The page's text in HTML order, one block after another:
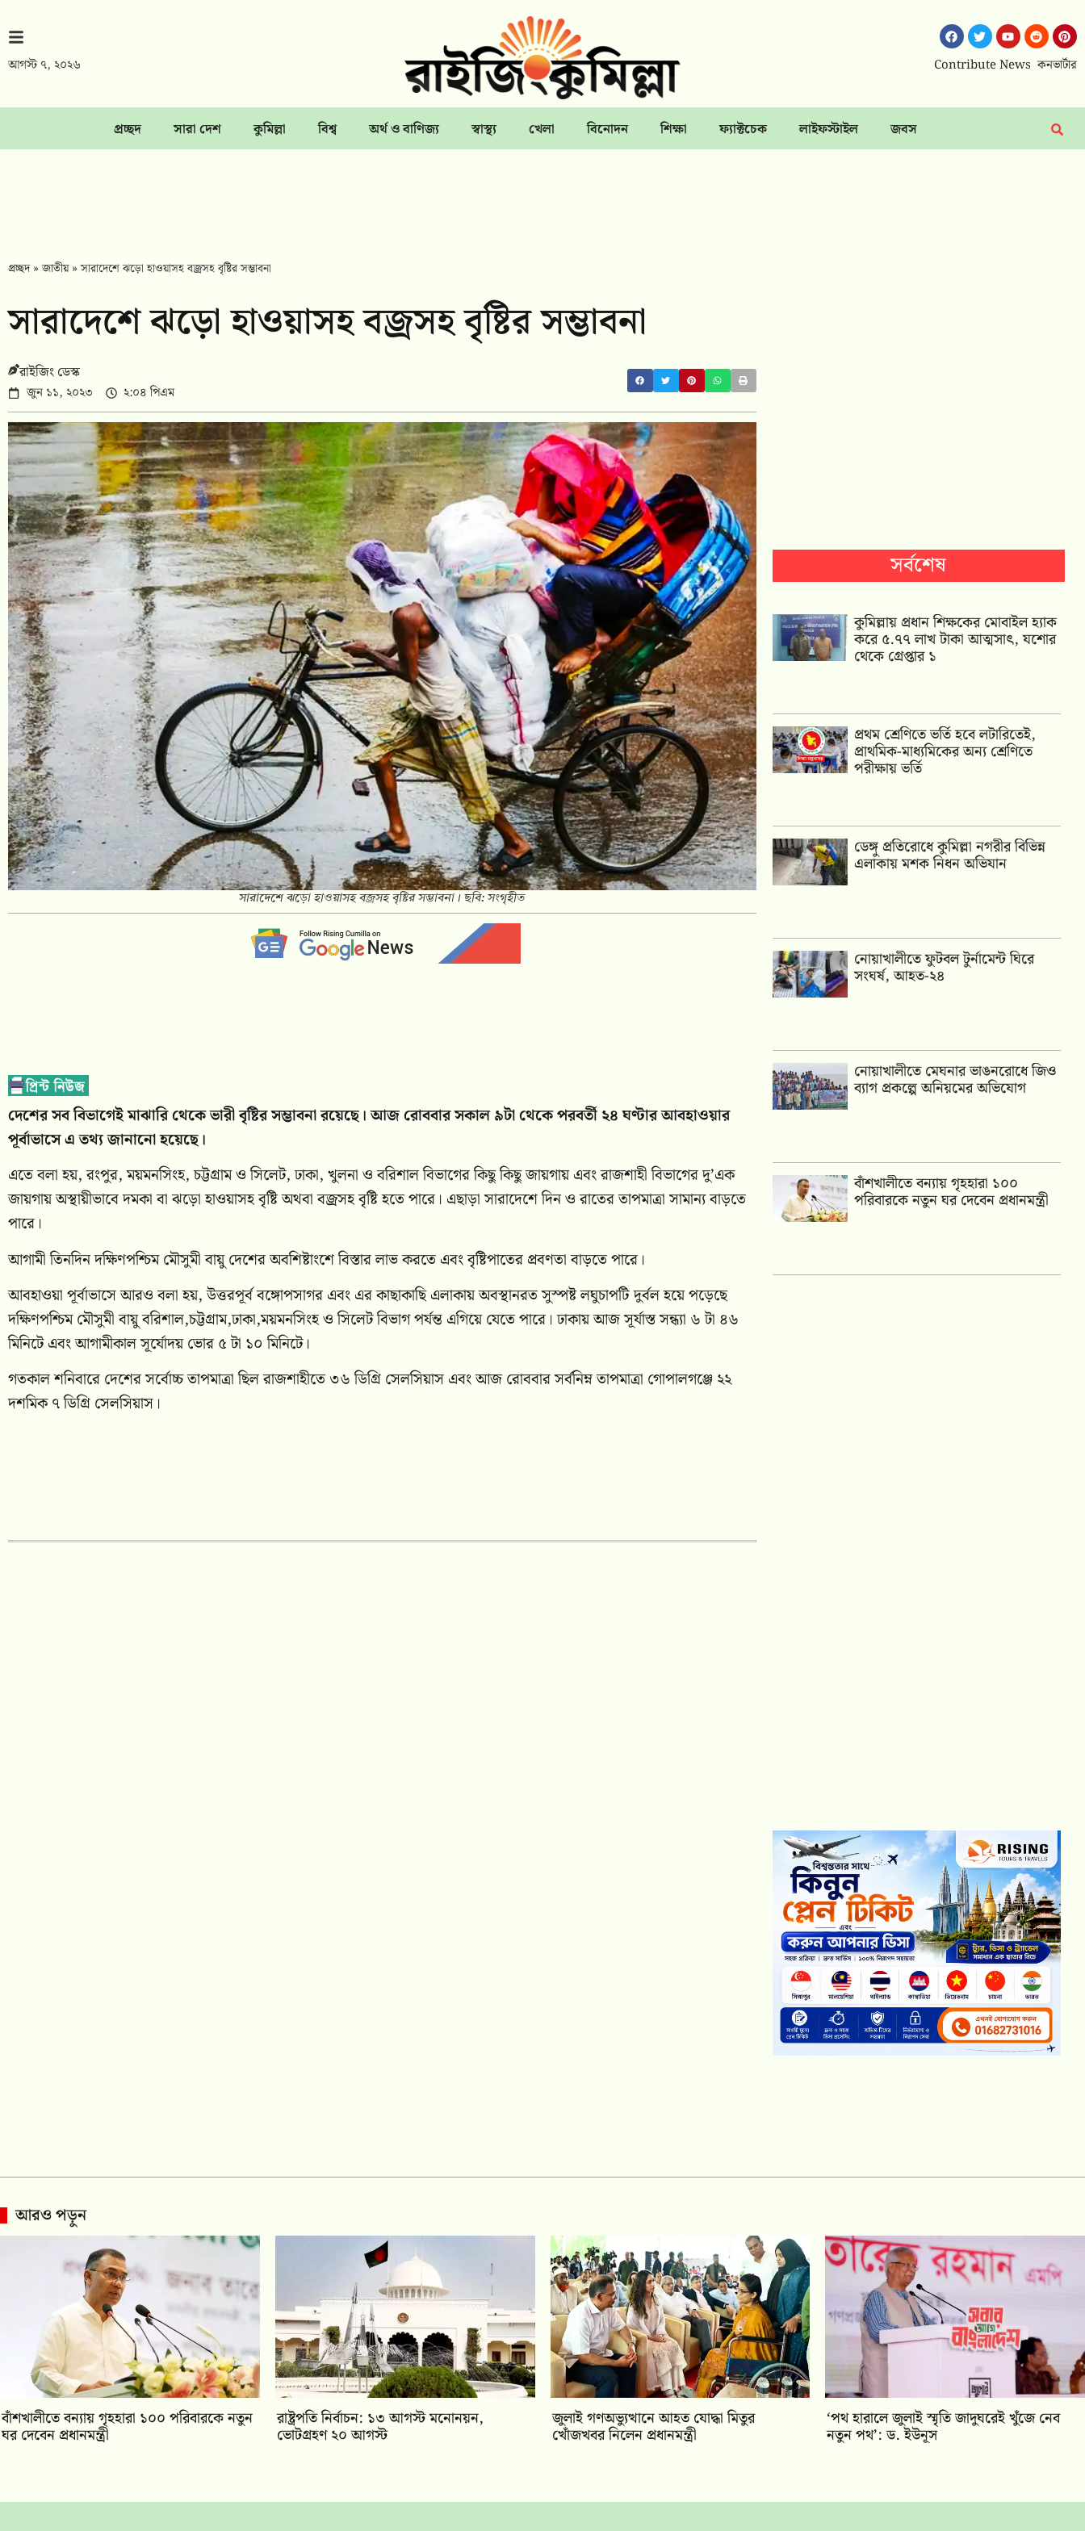
আগস্ট ৭, ২০২৬ Contribute News কনভার্টার
প্রচ্ছদ সারা দেশ কুমিল্লা বিশ্ব অর্থ ও বাণিজ্য স্বাস্থ্য খেলা বিনোদন শিক্ষা ফ্যাক্টচেক লাইফস্টাইল জবস
প্রচ্ছদ»জাতীয়»সারাদেশে ঝড়ো হাওয়াসহ বজ্রসহ বৃষ্টির সম্ভাবনা
সারাদেশে ঝড়ো হাওয়াসহ বজ্রসহ বৃষ্টির সম্ভাবনা
রাইজিং ডেস্ক
জুন ১১, ২০২৩ ২:০৪ পিএম
সারাদেশে ঝড়ো হাওয়াসহ বজ্রসহ বৃষ্টির সম্ভাবনা। ছবি: সংগৃহীত
দেশের সব বিভাগেই মাঝারি থেকে ভারী বৃষ্টির সম্ভাবনা রয়েছে। আজ রোববার সকাল ৯টা থেকে পরবর্তী ২৪ ঘণ্টার আবহাওয়ার
পূর্বাভাসে এ তথ্য জানানো হয়েছে।
এতে বলা হয়, রংপুর, ময়মনসিংহ, চট্টগ্রাম ও সিলেট, ঢাকা, খুলনা ও বরিশাল বিভাগের কিছু কিছু জায়গায় এবং রাজশাহী বিভাগের দু’এক
জায়গায় অস্থায়ীভাবে দমকা বা ঝড়ো হাওয়াসহ বৃষ্টি অথবা বজ্রসহ বৃষ্টি হতে পারে। এছাড়া সারাদেশে দিন ও রাতের তাপমাত্রা সামান্য বাড়তে
পারে।
আগামী তিনদিন দক্ষিণপশ্চিম মৌসুমী বায়ু দেশের অবশিষ্টাংশে বিস্তার লাভ করতে এবং বৃষ্টিপাতের প্রবণতা বাড়তে পারে।
আবহাওয়া পূর্বাভাসে আরও বলা হয়, উত্তরপূর্ব বঙ্গোপসাগর এবং এর কাছাকাছি এলাকায় অবস্থানরত সুস্পষ্ট লঘুচাপটি দুর্বল হয়ে পড়েছে
দক্ষিণপশ্চিম মৌসুমী বায়ু বরিশাল,চট্টগ্রাম,ঢাকা,ময়মনসিংহ ও সিলেট বিভাগ পর্যন্ত এগিয়ে যেতে পারে। ঢাকায় আজ সূর্যাস্ত সন্ধ্যা ৬ টা ৪৬
মিনিটে এবং আগামীকাল সূর্যোদয় ভোর ৫ টা ১০ মিনিটে।
গতকাল শনিবারে দেশের সর্বোচ্চ তাপমাত্রা ছিল রাজশাহীতে ৩৬ ডিগ্রি সেলসিয়াস এবং আজ রোববার সর্বনিম্ন তাপমাত্রা গোপালগঞ্জে ২২
দশমিক ৭ ডিগ্রি সেলসিয়াস।
সর্বশেষ
কুমিল্লায় প্রধান শিক্ষকের মোবাইল হ্যাক
করে ৫.৭৭ লাখ টাকা আত্মসাৎ, যশোর
থেকে গ্রেপ্তার ১
প্রথম শ্রেণিতে ভর্তি হবে লটারিতেই,
প্রাথমিক-মাধ্যমিকের অন্য শ্রেণিতে
পরীক্ষায় ভর্তি
ডেঙ্গু প্রতিরোধে কুমিল্লা নগরীর বিভিন্ন
এলাকায় মশক নিধন অভিযান
নোয়াখালীতে ফুটবল টুর্নামেন্ট ঘিরে
সংঘর্ষ, আহত-২৪
নোয়াখালীতে মেঘনার ভাঙনরোধে জিও
ব্যাগ প্রকল্পে অনিয়মের অভিযোগ
বাঁশখালীতে বন্যায় গৃহহারা ১০০
পরিবারকে নতুন ঘর দেবেন প্রধানমন্ত্রী
আরও পড়ুন
বাঁশখালীতে বন্যায় গৃহহারা ১০০ পরিবারকে নতুন
ঘর দেবেন প্রধানমন্ত্রী
রাষ্ট্রপতি নির্বাচন: ১৩ আগস্ট মনোনয়ন,
ভোটগ্রহণ ২০ আগস্ট
জুলাই গণঅভ্যুত্থানে আহত যোদ্ধা মিতুর
খোঁজখবর নিলেন প্রধানমন্ত্রী
‘পথ হারালে জুলাই স্মৃতি জাদুঘরেই খুঁজে নেব
নতুন পথ’: ড. ইউনূস